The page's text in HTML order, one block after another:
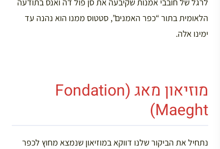
לרגל של חובבי אמנות שקיבעה את סן פול דה ואנס בתודעה
הלאומית בתור “כפר האמנים”, סטטוס ממנו הוא נהנה עד
ימינו אלה.
מוזיאון מאג (Fondation
Maeght)
נתחיל את הביקור שלנו דווקא במוזיאון שנמצא מחוץ לכפר